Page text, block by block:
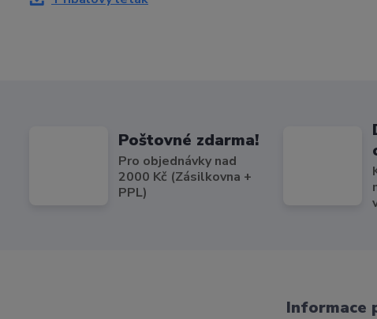
Poštovné zdarma!
Pro objednávky nad
2000 Kč (Zásilkovna +
PPL)
Informace